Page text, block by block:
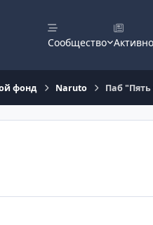
Сообщество
фонд Naruto Паб